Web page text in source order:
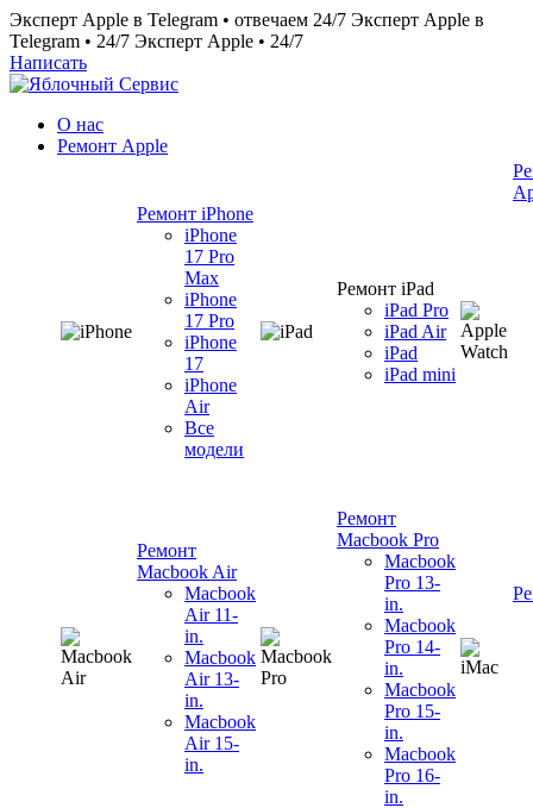
Эксперт Apple в Telegram • отвечаем 24/7 Эксперт Apple в
Telegram • 24/7 Эксперт Apple • 24/7
Написать
О нас
Ремонт Apple
Ремонт iPhone
iPhone
17 Pro
Max
iPhone
17 Pro
iPhone
17
iPhone
Air
Все
модели
Ремонт iPad
iPad Pro
iPad Air
iPad
iPad mini
Ремонт
Macbook Air
Macbook
Air 11-
in.
Macbook
Air 13-
in.
Macbook
Air 15-
in.
Ремонт
Macbook Pro
Macbook
Pro 13-
in.
Macbook
Pro 14-
in.
Macbook
Pro 15-
in.
Macbook
Pro 16-
in.